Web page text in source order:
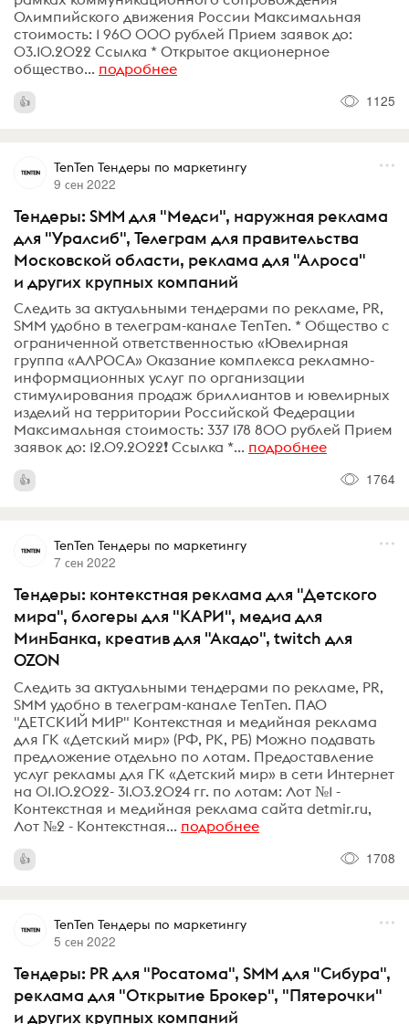
Олимпийского движения России Максимальная
стоимость: 1 960 000‍ рублей Прием заявок до:
03.10.2022 Ссылка * Открытое акционерное
общество... подробнее
1125
TenTen Тендеры по маркетингу
9 сен 2022
Тендеры: SMM для "Медси", наружная реклама
для "Уралсиб", Телеграм для правительства
Московской области, реклама для "Алроса"
и других крупных компаний
Следить за актуальными тендерами по рекламе, PR,
SMM удобно в телеграм-канале TenTen. * Общество с
ограниченной ответственностью «Ювелирная
группа «АЛРОСА» Оказание комплекса рекламно-
информационных услуг по организации
стимулирования продаж бриллиантов и ювелирных
изделий на территории Российской Федерации
Максимальная стоимость: 337 178 800‍ рублей Прием
заявок до: 12.09.2022❗️ Ссылка *... подробнее
1764
TenTen Тендеры по маркетингу
7 сен 2022
Тендеры: контекстная реклама для "Детского
мира", блогеры для "КАРИ", медиа для
МинБанка, креатив для "Акадо", twitch для
OZON
Следить за актуальными тендерами по рекламе, PR,
SMM удобно в телеграм-канале TenTen. ПАО
"ДЕТСКИЙ МИР" Контекстная и медийная реклама
для ГК «Детский мир» (РФ, РК, РБ) Можно подавать
предложение отдельно по лотам. Предоставление
услуг рекламы для ГК «Детский мир» в сети Интернет
на 01.10.2022- 31.03.2024 гг. по лотам: Лот №1 -
Контекстная и медийная реклама сайта detmir.ru,
Лот №2 - Контекстная... подробнее
1708
TenTen Тендеры по маркетингу
5 сен 2022
Тендеры: PR для "Росатома", SMM для "Сибура",
реклама для "Открытие Брокер", "Пятерочки"
и других крупных компаний